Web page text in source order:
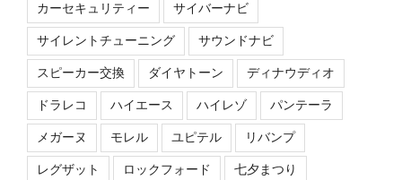
カーセキュリティー サイバーナビ
サイレントチューニング サウンドナビ
スピーカー交換 ダイヤトーン ディナウディオ
ドラレコ ハイエース ハイレゾ パンテーラ
メガーヌ モレル ユピテル リバンプ
レグザット ロックフォード 七夕まつり